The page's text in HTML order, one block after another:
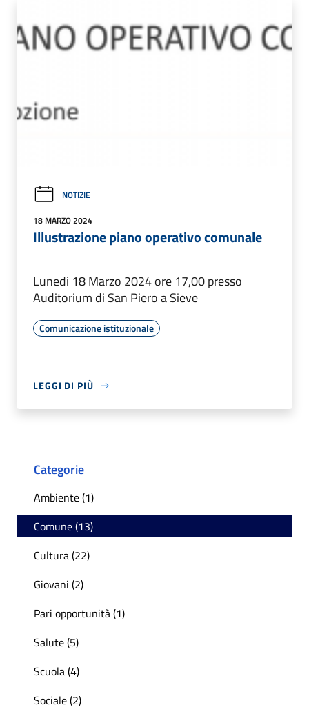
NOTIZIE
18 MARZO 2024
Illustrazione piano operativo comunale
Lunedi 18 Marzo 2024 ore 17,00 presso
Auditorium di San Piero a Sieve
Comunicazione istituzionale
LEGGI DI PIÙ
Categorie
Ambiente (1)
Comune (13)
Cultura (22)
Giovani (2)
Pari opportunità (1)
Salute (5)
Scuola (4)
Sociale (2)